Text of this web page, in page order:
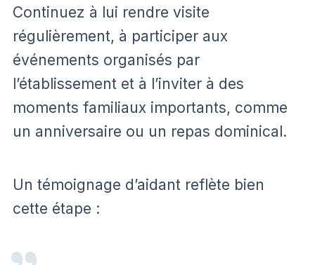
Continuez à lui rendre visite
régulièrement, à participer aux
événements organisés par
l’établissement et à l’inviter à des
moments familiaux importants, comme
un anniversaire ou un repas dominical.
Un témoignage d’aidant reflète bien
cette étape :